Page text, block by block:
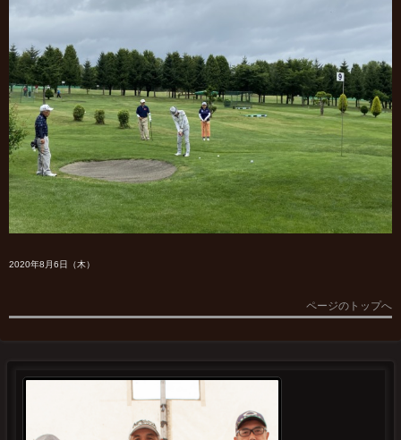
2020年8月6日（木）
ページのトップへ